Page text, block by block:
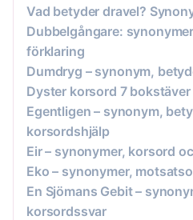
Vad betyder dravel?
Dubbelgångare:
förklaring
Dumdryg – synonym,
Dyster korsord 7 bokstäver
Egentligen – synonym,
korsordshjälp
Eir – synonymer, korsord
Eko – synonymer,
En Sjömans Gebit –
korsordssvar